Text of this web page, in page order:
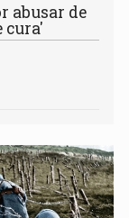
abusar de
cura'